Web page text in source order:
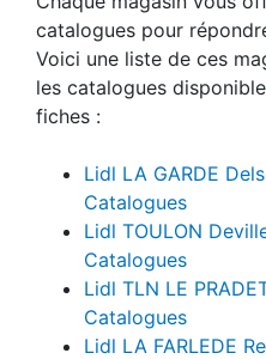
catalogues pour
Voici une liste de ces
les catalogues
fiches :
Lidl LA GARDE
Catalogues
Lidl TOULON
Catalogues
Lidl TLN LE
Catalogues
Lidl LA FARLEDE